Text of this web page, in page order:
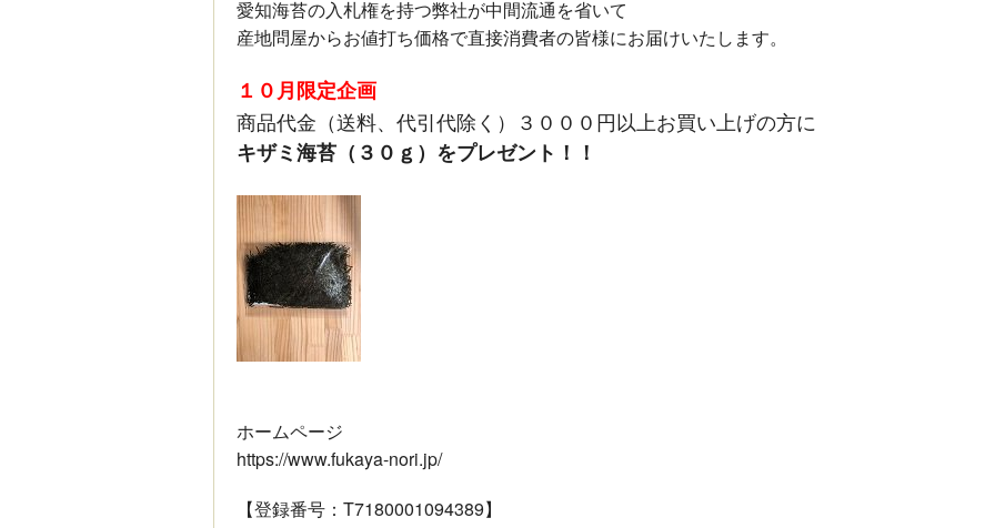
愛知海苔の入札権を持つ弊社が中間流通を省いて
産地問屋からお値打ち価格で直接消費者の皆様にお届けいたします。
１０月限定企画
商品代金（送料、代引代除く）３０００円以上お買い上げの方に
キザミ海苔（３０ｇ）をプレゼント！！
ホームページ
https://www.fukaya-nori.jp/
【登録番号：T7180001094389】